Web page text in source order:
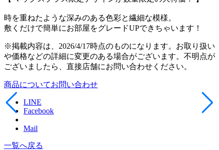
時を重ねたような深みのある色彩と繊細な模様。
敷くだけで簡単にお部屋をグレードUPできちゃいます！
※掲載内容は、2026/4/17時点のものになります。お取り扱い
や価格などの詳細に変更のある場合がございます。不明点が
ございましたら、直接店舗にお問い合わせください。
商品についてお問い合わせ
LINE
Facebook
Mail
一覧へ戻る